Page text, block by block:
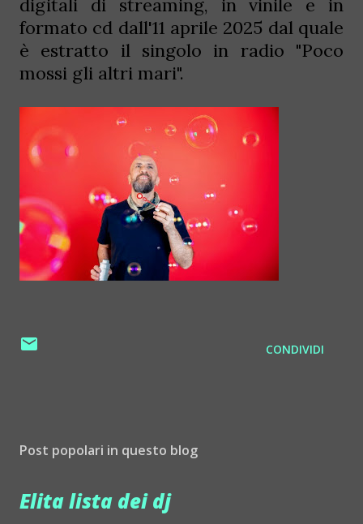
digitali di streaming, in vinile e in
formato cd dall'11 aprile 2025 dal quale
è estratto il singolo in radio "Poco
mossi gli altri mari".
CONDIVIDI
Post popolari in questo blog
Elita lista dei dj